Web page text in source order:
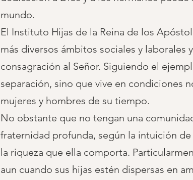
mundo.
El Instituto Hijas de la Reina de los
más diversos ámbitos sociales y
consagración al Señor. Siguiendo el
separación, sino que vive en condiciones
mujeres y hombres de su tiempo.
No obstante que no tengan una
fraternidad profunda, según la intuición
la riqueza que ella comporta.
aun cuando sus hijas estén dispersas en